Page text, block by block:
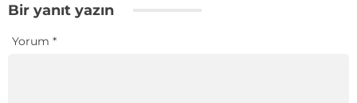
Bir yanıt yazın
Yorum *